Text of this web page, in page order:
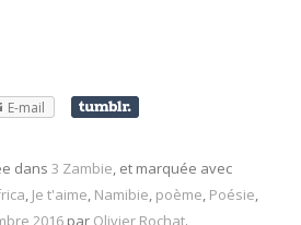
E-mail
dans 3 Zambie, et marquée avec
, Je t'aime, Namibie, poème, Poésie,
2016 par Olivier Rochat.